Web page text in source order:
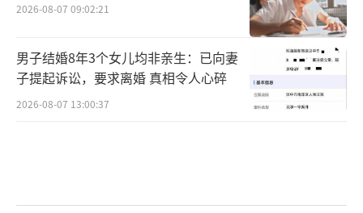
2026-08-07 09:02:21
男子结婚8年3个女儿均非亲生：已向妻
子提起诉讼，要求离婚 真相令人心碎
2026-08-07 13:00:37